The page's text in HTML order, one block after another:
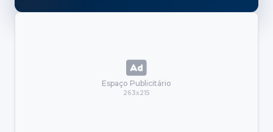
Espaço Publicitário
263x215